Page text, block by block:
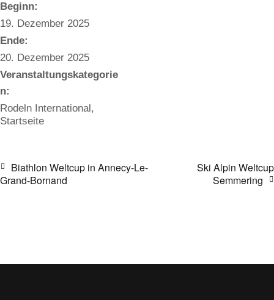
Beginn:
19. Dezember 2025
Ende:
20. Dezember 2025
Veranstaltungskategorie
n:
Rodeln International ,
Startseite
Biathlon Weltcup in Annecy-Le-
Grand-Bornand
Ski Alpin Weltcup
Semmering